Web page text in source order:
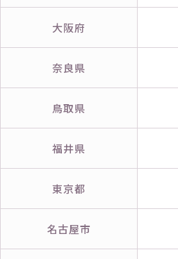
大阪府
奈良県
鳥取県
福井県
東京都
名古屋市